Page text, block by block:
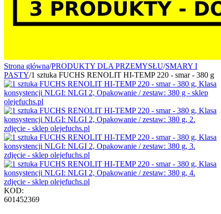
Strona główna/PRODUKTY DLA PRZEMYSŁU/SMARY I
PASTY/1 sztuka FUCHS RENOLIT HI-TEMP 220 - smar - 380 g
KOD:
601452369